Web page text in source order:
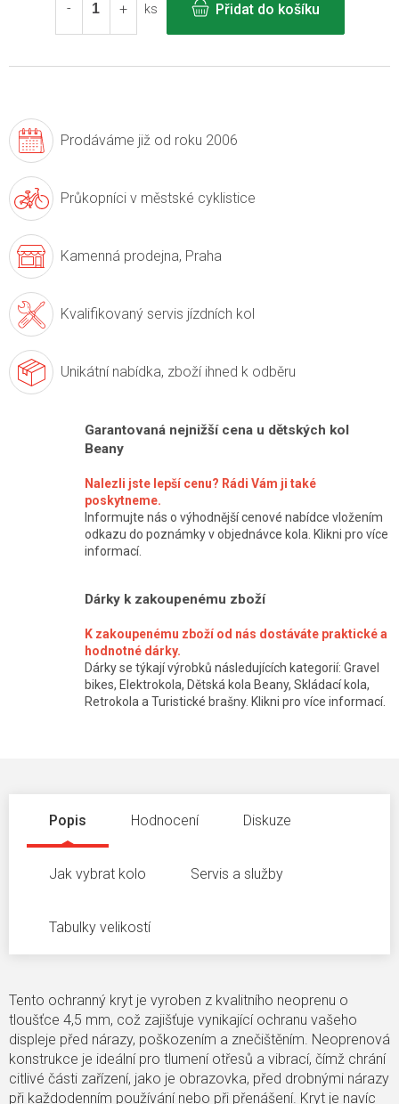
ks
Přidat do košíku
Prodáváme již od roku 2006
Průkopníci v městské cyklistice
Kamenná prodejna, Praha
Kvalifikovaný servis jízdních kol
Unikátní nabídka, zboží ihned k odběru
Garantovaná nejnižší cena u dětských kol
Beany
Nalezli jste lepší cenu? Rádi Vám ji také
poskytneme.
Informujte nás o výhodnější cenové nabídce vložením
odkazu do poznámky v objednávce kola. Klikni pro více
informací.
Dárky k zakoupenému zboží
K zakoupenému zboží od nás dostáváte praktické a
hodnotné dárky.
Dárky se týkají výrobků následujících kategorií: Gravel
bikes, Elektrokola, Dětská kola Beany, Skládací kola,
Retrokola a Turistické brašny. Klikni pro více informací.
Popis Hodnocení Diskuze
Jak vybrat kolo Servis a služby
Tabulky velikostí
Tento ochranný kryt je vyroben z kvalitního neoprenu o
tloušťce 4,5 mm, což zajišťuje vynikající ochranu vašeho
displeje před nárazy, poškozením a znečištěním. Neoprenová
konstrukce je ideální pro tlumení otřesů a vibrací, čímž chrání
citlivé části zařízení, jako je obrazovka, před drobnými nárazy
při každodenním používání nebo při přenášení. Kryt je navíc